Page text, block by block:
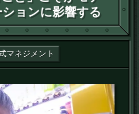
ションに影響する
ー：
マネジメント